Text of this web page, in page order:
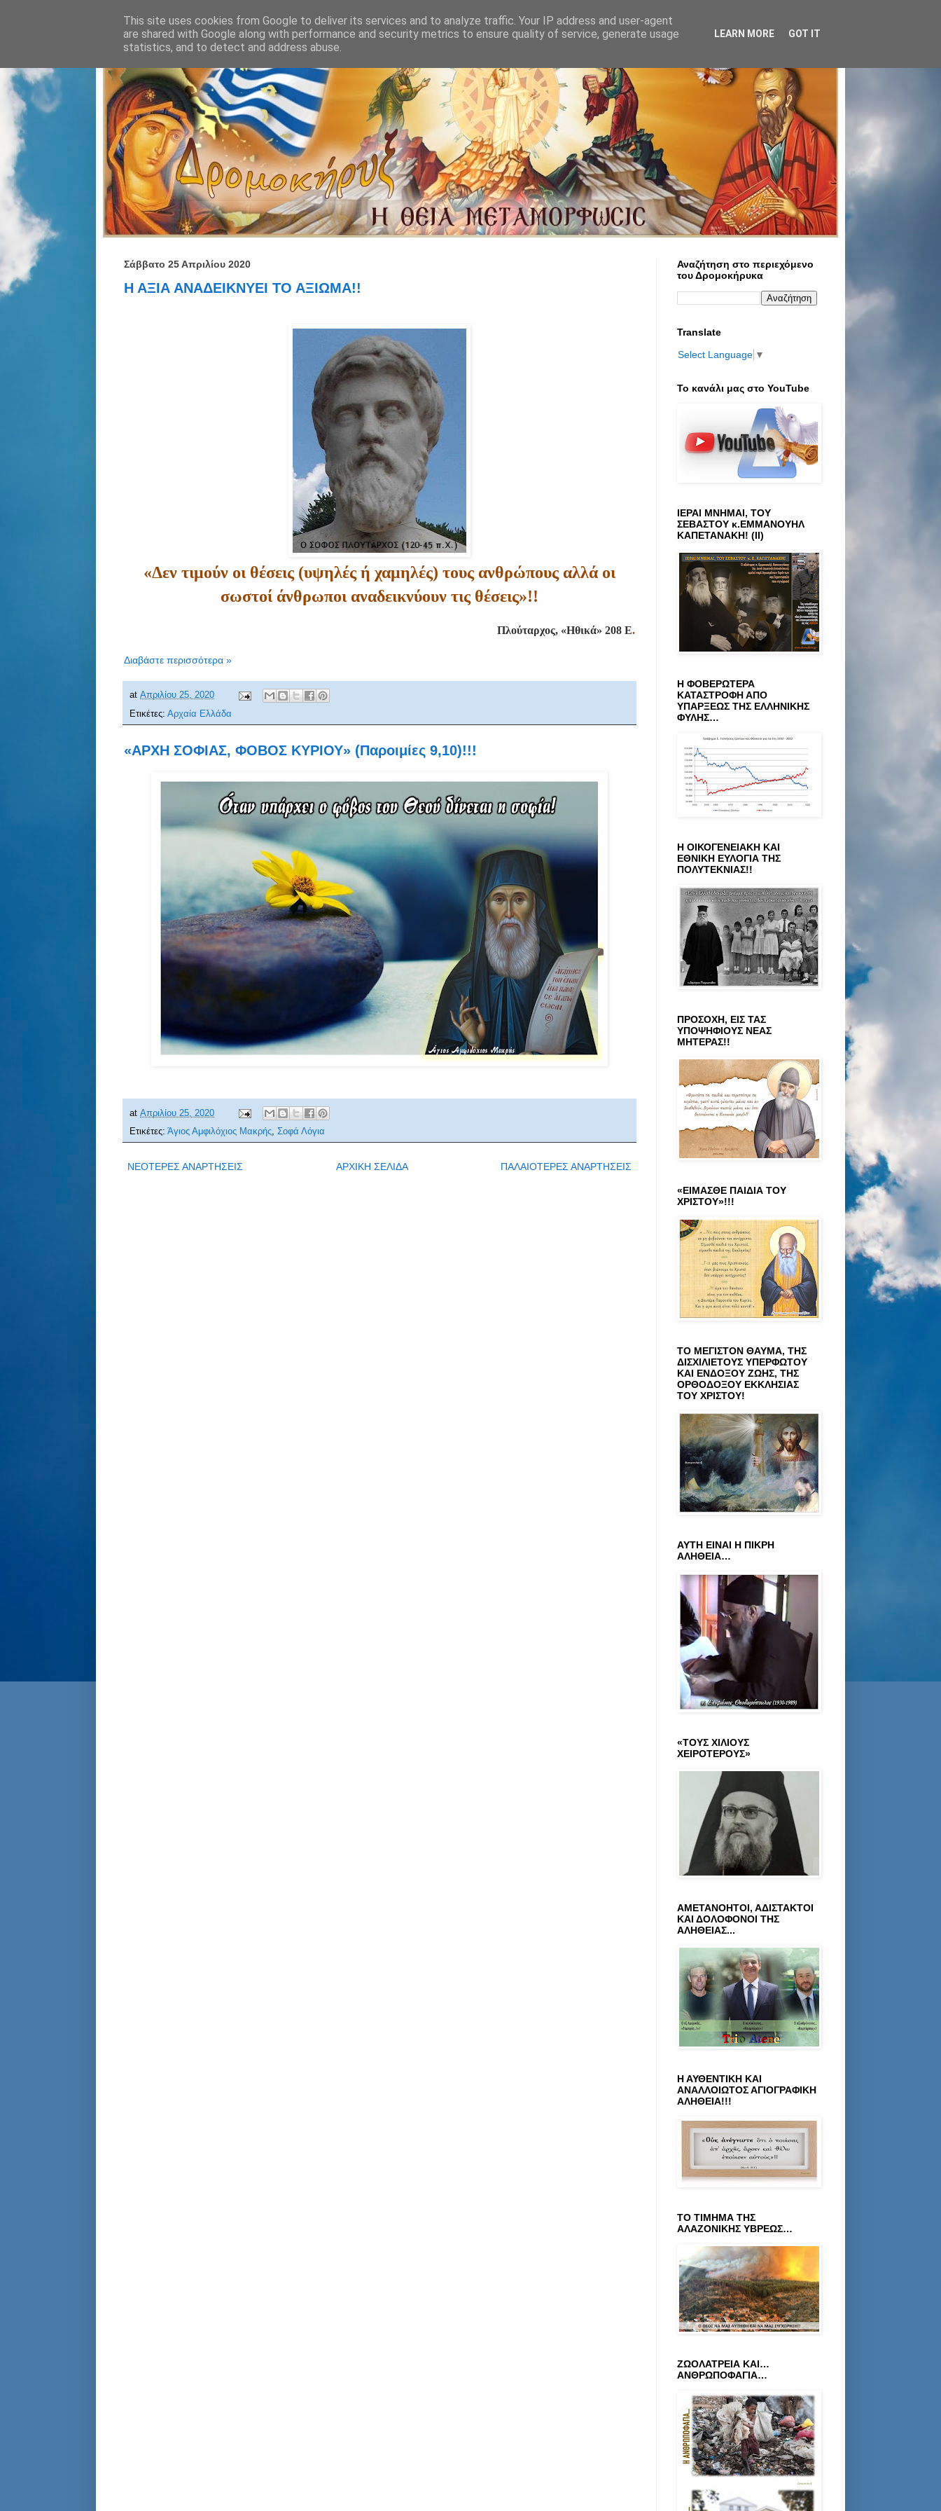
Σάββατο 25 Απριλίου 2020
Η ΑΞΙΑ ΑΝΑΔΕΙΚΝΥΕΙ ΤΟ ΑΞΙΩΜΑ!!
«Δεν τιμούν οι θέσεις (υψηλές ή χαμηλές) τους ανθρώπους αλλά οι
σωστοί άνθρωποι αναδεικνύουν τις θέσεις»!!
Πλούταρχος, «Ηθικά» 208 Ε.
Διαβάστε περισσότερα »
at Απριλίου 25, 2020
Ετικέτες: Αρχαία Ελλάδα
«ΑΡΧΗ ΣΟΦΙΑΣ, ΦΟΒΟΣ ΚΥΡΙΟΥ» (Παροιμίες 9,10)!!!
at Απριλίου 25, 2020
Ετικέτες: Άγιος Αμφιλόχιος Μακρής, Σοφά Λόγια
ΝΕΟΤΕΡΕΣ ΑΝΑΡΤΗΣΕΙΣ ΠΑΛΑΙΟΤΕΡΕΣ ΑΝΑΡΤΗΣΕΙΣ
ΑΡΧΙΚΗ ΣΕΛΙΔΑ
Αναζήτηση στο περιεχόμενο
του Δρομοκήρυκα
Translate
Select Language ▼
Το κανάλι μας στο ΥοuTube
ΙΕΡΑΙ ΜΝΗΜΑΙ, ΤΟΥ
ΣΕΒΑΣΤΟΥ κ.ΕΜΜΑΝΟΥΗΛ
ΚΑΠΕΤΑΝΑΚΗ! (ΙΙ)
Η ΦΟΒΕΡΩΤΕΡΑ
ΚΑΤΑΣΤΡΟΦΗ ΑΠΟ
ΥΠΑΡΞΕΩΣ ΤΗΣ ΕΛΛΗΝΙΚΗΣ
ΦΥΛΗΣ…
Η ΟΙΚΟΓΕΝΕΙΑΚΗ ΚΑΙ
ΕΘΝΙΚΗ ΕΥΛΟΓΙΑ ΤΗΣ
ΠΟΛΥΤΕΚΝΙΑΣ!!
ΠΡΟΣΟΧΗ, ΕΙΣ ΤΑΣ
ΥΠΟΨΗΦΙΟΥΣ ΝΕΑΣ
ΜΗΤΕΡΑΣ!!
«ΕΙΜΑΣΘΕ ΠΑΙΔΙΑ ΤΟΥ
ΧΡΙΣΤΟΥ»!!!
ΤΟ ΜΕΓΙΣΤΟΝ ΘΑΥΜΑ, ΤΗΣ
ΔΙΣΧΙΛΙΕΤΟΥΣ ΥΠΕΡΦΩΤΟΥ
ΚΑΙ ΕΝΔΟΞΟΥ ΖΩΗΣ, ΤΗΣ
ΟΡΘΟΔΟΞΟΥ ΕΚΚΛΗΣΙΑΣ
ΤΟΥ ΧΡΙΣΤΟΥ!
ΑΥΤΗ ΕΙΝΑΙ Η ΠΙΚΡΗ
ΑΛΗΘΕΙΑ…
«ΤΟΥΣ ΧΙΛΙΟΥΣ
ΧΕΙΡΟΤΕΡΟΥΣ»
ΑΜΕΤΑΝΟΗΤΟΙ, ΑΔΙΣΤΑΚΤΟΙ
ΚΑΙ ΔΟΛΟΦΟΝΟΙ ΤΗΣ
ΑΛΗΘΕΙΑΣ...
Η ΑΥΘΕΝΤΙΚΗ ΚΑΙ
ΑΝΑΛΛΟΙΩΤΟΣ ΑΓΙΟΓΡΑΦΙΚΗ
ΑΛΗΘΕΙΑ!!!
ΤΟ ΤΙΜΗΜΑ ΤΗΣ
ΑΛΑΖΟΝΙΚΗΣ ΥΒΡΕΩΣ…
ΖΩΟΛΑΤΡΕΙΑ ΚΑΙ…
ΑΝΘΡΩΠΟΦΑΓΙΑ…
This site uses cookies from Google to deliver its services and to analyze traffic. Your IP address and user-agent
are shared with Google along with performance and security metrics to ensure quality of service, generate usage
statistics, and to detect and address abuse.
LEARN MORE GOT IT